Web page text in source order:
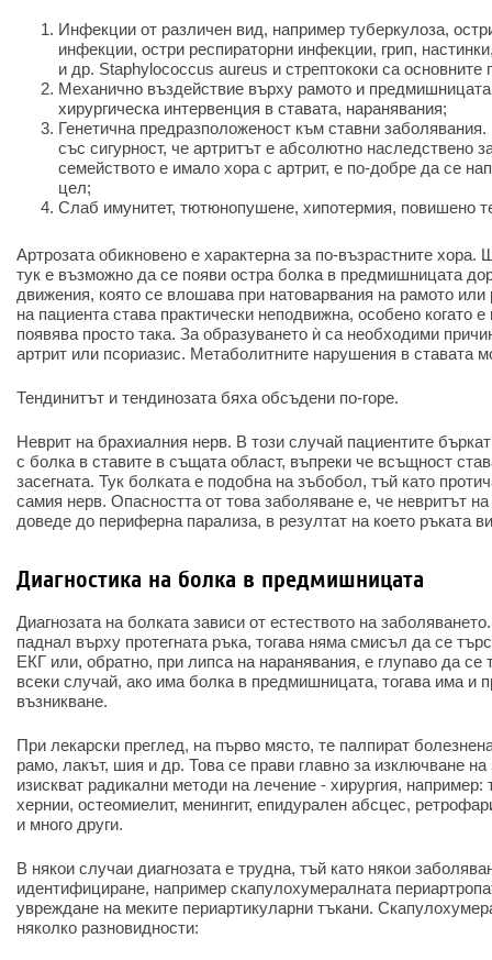
Инфекции от различен вид, например туберкулоза,
инфекции, остри респираторни инфекции, грип,
и др. Staphylococcus aureus и стрептококи са основните
Механично въздействие върху рамото и
хирургическа интервенция в ставата, наранявания;
Генетична предразположеност към ставни
със сигурност, че артритът е абсолютно наследствено
семейството е имало хора с артрит, е по-добре да се
цел;
Слаб имунитет, тютюнопушене, хипотермия, повишено
Артрозата обикновено е характерна за по-възрастните
тук е възможно да се появи остра болка в предмишницата
движения, която се влошава при натоварвания на рамото или
на пациента става практически неподвижна, особено когато
появява просто така. За образуването ѝ са необходими
артрит или псориазис. Метаболитните нарушения в ставата
Тендинитът и тендинозата бяха обсъдени по-горе.
Неврит на брахиалния нерв. В този случай пациентите
с болка в ставите в същата област, въпреки че всъщност
засегната. Тук болката е подобна на зъбобол, тъй като
самия нерв. Опасността от това заболяване е, че невритът
доведе до периферна парализа, в резултат на което ръката
Диагностика на болка в предмишницата
Диагнозата на болката зависи от естеството на
паднал върху протегната ръка, тогава няма смисъл да се
ЕКГ или, обратно, при липса на наранявания, е глупаво да
всеки случай, ако има болка в предмишницата, тогава има и
възникване.
При лекарски преглед, на първо място, те палпират
рамо, лакът, шия и др. Това се прави главно за изключване на
изискват радикални методи на лечение - хирургия,
хернии, остеомиелит, менингит, епидурален абсцес,
и много други.
В някои случаи диагнозата е трудна, тъй като някои
идентифициране, например скапулохумералната
увреждане на меките периартикуларни тъкани.
няколко разновидности: